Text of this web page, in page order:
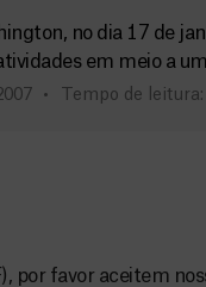
no dia 17 de
em meio a
Tempo de
por favor aceitem